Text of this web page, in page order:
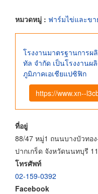
หมวดหมู่ : ฟาร์มไข่และขา
โรงงานมาตรฐานการผ
ทัล จำกัด เป็นโรงงานผ
ภูมิภาคเอเชียแปซิฟิก
https://www.xn--
ที่อยู่
88/47 หมู่1 ถนนบางบัวทอ
ปากเกร็ด จังหวัดนนทบุรี
โทรศัพท์
02-159-0392
Facebook